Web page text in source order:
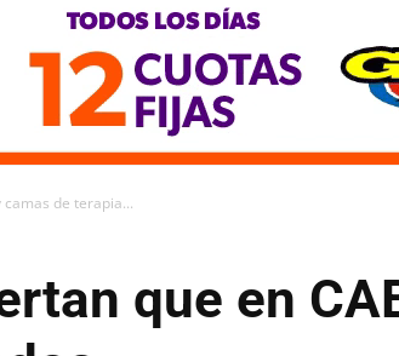
camas de terapia...
que en